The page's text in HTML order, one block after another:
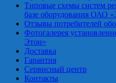
Типовые схемы систем
базе оборудования ОАО
Отзывы потребителей
Фотогалерея
Этон»
Доставка
Гарантия
Сервисный центр
Контакты